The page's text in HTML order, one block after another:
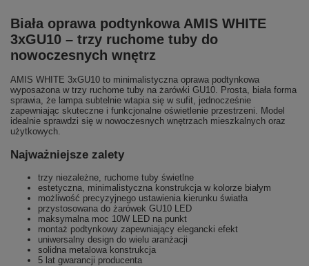
Biała oprawa podtynkowa AMIS WHITE
3xGU10 – trzy ruchome tuby do
nowoczesnych wnętrz
AMIS WHITE 3xGU10 to minimalistyczna oprawa podtynkowa
wyposażona w trzy ruchome tuby na żarówki GU10. Prosta, biała forma
sprawia, że lampa subtelnie wtapia się w sufit, jednocześnie
zapewniając skuteczne i funkcjonalne oświetlenie przestrzeni. Model
idealnie sprawdzi się w nowoczesnych wnętrzach mieszkalnych oraz
użytkowych.
Najważniejsze zalety
trzy niezależne, ruchome tuby świetlne
estetyczna, minimalistyczna konstrukcja w kolorze białym
możliwość precyzyjnego ustawienia kierunku światła
przystosowana do żarówek GU10 LED
maksymalna moc 10W LED na punkt
montaż podtynkowy zapewniający elegancki efekt
uniwersalny design do wielu aranżacji
solidna metalowa konstrukcja
5 lat gwarancji producenta